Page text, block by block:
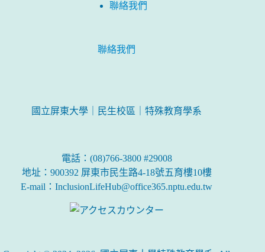
聯絡我們
聯絡我們
國立屏東大學｜民生校區｜特殊教育學系
電話：(08)766-3800 #29008
地址：900392 屏東市民生路4-18號五育樓10樓
E-mail：InclusionLifeHub@office365.nptu.edu.tw